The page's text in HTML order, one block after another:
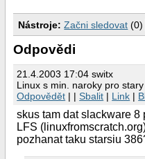
Nástroje: Začni sledovat (0)
Odpovědi
21.4.2003 17:04 switx
Linux s min. naroky pro
Odpovědět | |Sbalit | Link |
skus tam dat slackware 8
LFS
pozhanat taku starsiu